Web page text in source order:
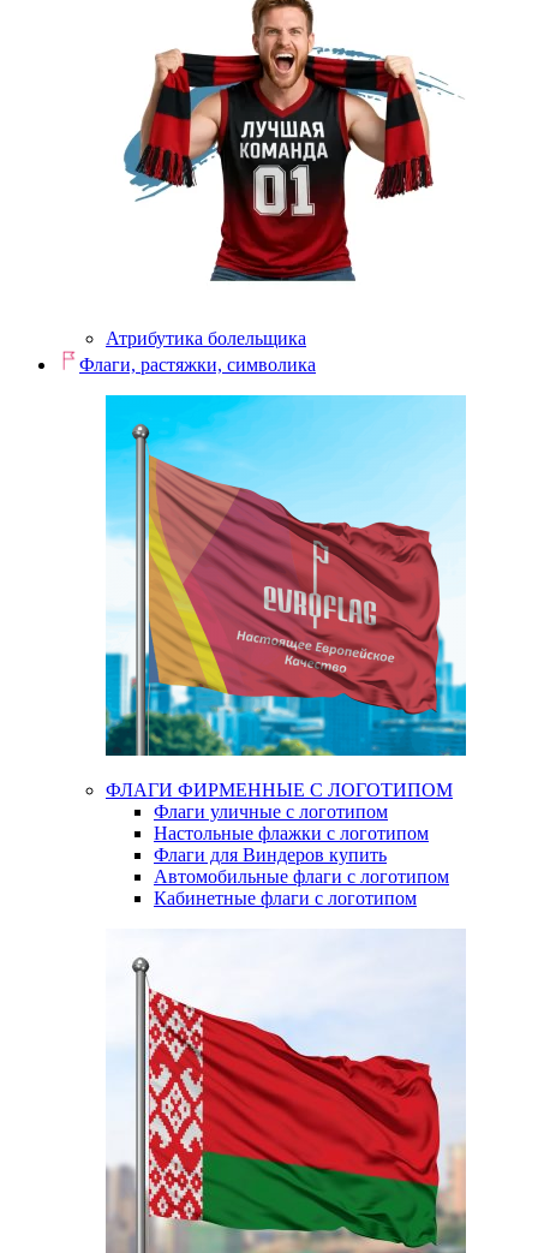
Атрибутика болельщика
Флаги, растяжки, символика
ФЛАГИ ФИРМЕННЫЕ С ЛОГОТИПОМ
Флаги уличные с логотипом
Настольные флажки с логотипом
Флаги для Виндеров купить
Автомобильные флаги с логотипом
Кабинетные флаги с логотипом